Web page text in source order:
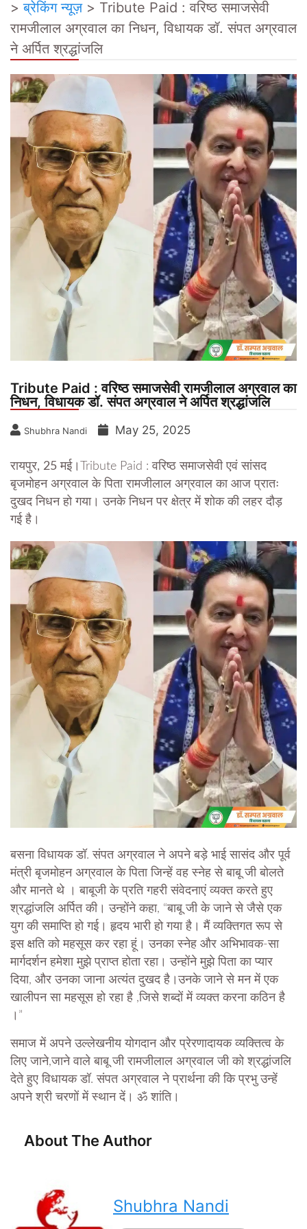
>ब्रेकिंग न्यूज़> Tribute Paid : वरिष्ठ समाजसेवी
रामजीलाल अग्रवाल का निधन, विधायक डॉ. संपत अग्रवाल
ने अर्पित श्रद्धांजलि
Tribute Paid : वरिष्ठ समाजसेवी रामजीलाल अग्रवाल का
निधन, विधायक डॉ. संपत अग्रवाल ने अर्पित श्रद्धांजलि
Shubhra Nandi May 25, 2025
रायपुर, 25 मई।
Tribute Paid : वरिष्ठ समाजसेवी एवं सांसद
बृजमोहन अग्रवाल के पिता रामजीलाल अग्रवाल का आज प्रातः
दुखद निधन हो गया। उनके निधन पर क्षेत्र में शोक की लहर दौड़
गई है।
बसना विधायक डॉ. संपत अग्रवाल ने अपने बड़े भाई सासंद और पूर्व
मंत्री बृजमोहन अग्रवाल के पिता जिन्हें वह स्नेह से बाबू जी बोलते
और मानते थे । बाबूजी के प्रति गहरी संवेदनाएं व्यक्त करते हुए
श्रद्धांजलि अर्पित की। उन्होंने कहा, “बाबू जी के जाने से जैसे एक
युग की समाप्ति हो गई। हृदय भारी हो गया है। मैं व्यक्तिगत रूप से
इस क्षति को महसूस कर रहा हूं। उनका स्नेह और अभिभावक-सा
मार्गदर्शन हमेशा मुझे प्राप्त होता रहा। उन्होंने मुझे पिता का प्यार
दिया, और उनका जाना अत्यंत दुखद है।उनके जाने से मन में एक
खालीपन सा महसूस हो रहा है ,जिसे शब्दों में व्यक्त करना कठिन है
।”
समाज में अपने उल्लेखनीय योगदान और प्रेरणादायक व्यक्तित्व के
लिए जाने,जाने वाले बाबू जी रामजीलाल अग्रवाल जी को श्रद्धांजलि
देते हुए विधायक डॉ. संपत अग्रवाल ने प्रार्थना की कि प्रभु उन्हें
अपने श्री चरणों में स्थान दें। ॐ शांति।
About The Author
Shubhra Nandi